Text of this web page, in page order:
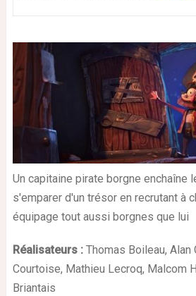
Un capitaine pirate borgne enchaîne
s'emparer d'un trésor en recrutant à
équipage tout aussi borgnes que lui
Réalisateurs : Thomas Boileau, Alan
Courtoise, Mathieu Lecroq, Malcom
Briantais